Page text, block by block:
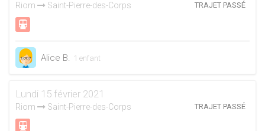
Riom Saint-Pierre-des-Corps TRAJET PASSÉ
Alice B. 1 enfant
Lundi 15 février 2021
Riom Saint-Pierre-des-Corps TRAJET PASSÉ